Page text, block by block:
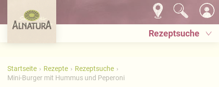
Rezeptsuche
Startseite Rezepte
Rezeptsuche
Mini-Burger mit Hummus und Peperoni